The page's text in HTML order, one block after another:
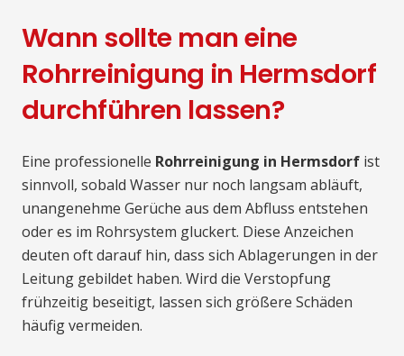
Wann sollte man eine
Rohrreinigung in Hermsdorf
durchführen lassen?
Eine professionelle Rohrreinigung in Hermsdorf ist
sinnvoll, sobald Wasser nur noch langsam abläuft,
unangenehme Gerüche aus dem Abfluss entstehen
oder es im Rohrsystem gluckert. Diese Anzeichen
deuten oft darauf hin, dass sich Ablagerungen in der
Leitung gebildet haben. Wird die Verstopfung
frühzeitig beseitigt, lassen sich größere Schäden
häufig vermeiden.